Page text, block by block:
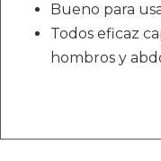
Bueno para
Todos eficaz
hombros y